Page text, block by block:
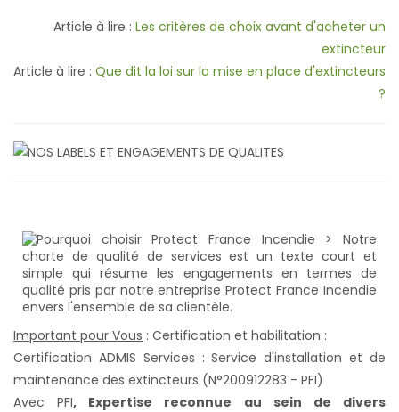
Article à lire : Les critères de choix avant d'acheter un
extincteur
Article à lire : Que dit la loi sur la mise en place d'extincteurs
?
Important pour Vous : Certification et habilitation :
Certification ADMIS Services : Service d'installation et de
maintenance des extincteurs (N°200912283 - PFI)
Avec PFI, Expertise reconnue au sein de divers